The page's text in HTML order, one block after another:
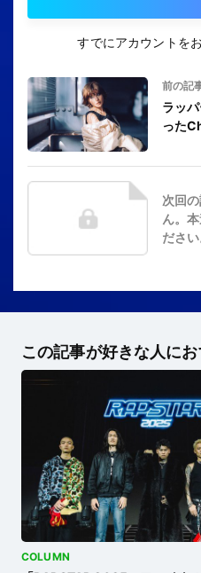
すでにアカウントを
前の記
ラッ
った
次回
ん。
ださい
この記事が好きな人に
COLUMN